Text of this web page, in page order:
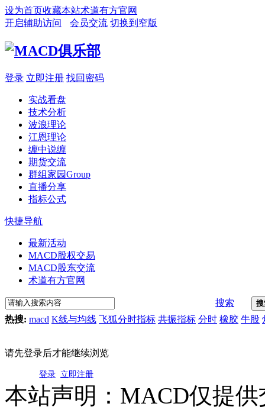
设为首页收藏本站术道有方官网
开启辅助访问
会员交流 切换到窄版
登录 立即注册 找回密码
实战看盘
技术分析
波浪理论
江恩理论
缠中说缠
期货交流
群组家园Group
直播分享
指标公式
快捷导航
最新活动
MACD股权交易
MACD股东交流
术道有方官网
搜索
热搜: macd K线与均线 飞狐分时指标 共振指标 分时 橡胶 牛股
请先登录后才能继续浏览
登录 立即注册
本站声明：MACD仅提